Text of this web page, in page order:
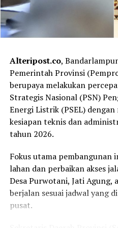
Alteripost.co,
Pemerintah Provinsi
berupaya melakukan
Strategis Nasional (PSN)
Energi Listrik (PSEL)
kesiapan teknis dan
tahun 2026.
Fokus utama pembangunan
lahan dan perbaikan akses
Desa Purwotani, Jati Agung,
berjalan sesuai jadwal yang
pusat.